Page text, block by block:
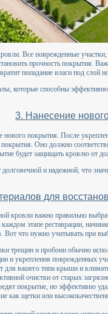
Все поврежденные
прочность покрытия.
попадание влаги под слой
которые способны
3. Нанесение
покрытия. После
Оно должно
будет защищать кровлю от
и надежной, что
для
кровли важно правильно
этапе реставрации,
Вот что нужно учитывать при
трещин и пробоин обычно
и укрепления поврежденных
для вашего типа крыши и
очистки от старых
покрытие, но эффективно
как щетки или